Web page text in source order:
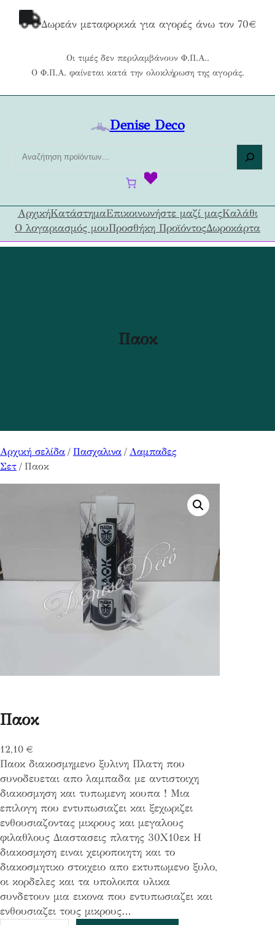
Δωρεάν μεταφορικά για αγορές άνω τον 70€
Οι τιμές δεν περιλαμβάνουν Φ.Π.Α..
Ο Φ.Π.Α. φαίνεται κατά την ολοκλήρωση της αγοράς.
Denise Deco
ή
τ
η
ΑρχικήΚατάστημαΕπικοινωνήστε μαζί μαςΚαλάθι
Ο λογαριασμός μουΠροσθήκη ΠροϊόντοςΔωροκάρτα
Παοκ
Αρχική σελίδα / Πασχαλινα / Λαμπαδες
Σετ / Παοκ
Παοκ
12,10 €
Παοκ διακοσμημενο ξυλινη Πλατη που
συνοδευεται απο λαμπαδα με αντιστοιχη
διακοσμηση και τυπωμενη κουπα ! Μια
επιλογη που εντυπωσιαζει και ξεχωριζει
ενθουσιαζοντας μικρους και μεγαλους
φιλαθλους Διαστασεις πλατης 30Χ10εκ Η
διακοσμηση ειναι χειροποιητη και το
διακοσμητικο στοιχειο απο εκτυπωμενο ξυλο,
οι κορδελες και τα υπολοιπα υλικα
συνδετουν μια εικονα που εντυπωσιαζει και
ενθουσιαζει τους μικρους…